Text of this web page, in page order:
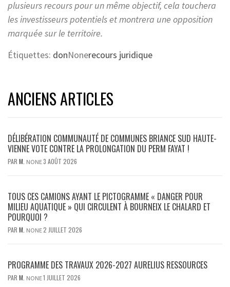
plusieurs recours pour un même objectif, cela touchera
les investisseurs potentiels et montrera une opposition
marquée sur le territoire.
Étiquettes: donNonerecours juridique
ANCIENS ARTICLES
DÉLIBÉRATION COMMUNAUTÉ DE COMMUNES BRIANCE SUD HAUTE-
VIENNE VOTE CONTRE LA PROLONGATION DU PERM FAYAT !
PAR M. NONE3 AOÛT 2026
TOUS CES CAMIONS AYANT LE PICTOGRAMME « DANGER POUR
MILIEU AQUATIQUE » QUI CIRCULENT À BOURNEIX LE CHALARD ET
POURQUOI ?
PAR M. NONE2 JUILLET 2026
PROGRAMME DES TRAVAUX 2026-2027 AURELIUS RESSOURCES
PAR M. NONE1 JUILLET 2026